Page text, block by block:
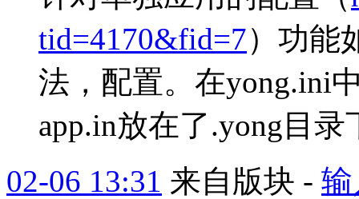
tid=4170&fid=7）功能
法，配置。在yong.ini
app.in放在了.yong目
02-06 13:31 来自版块 -